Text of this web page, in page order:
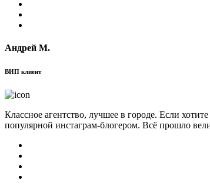
Андрей М.
ВИП клиент
Классное агентство, лучшее в городе. Если
популярной инстаграм-блогером. Всё прошло